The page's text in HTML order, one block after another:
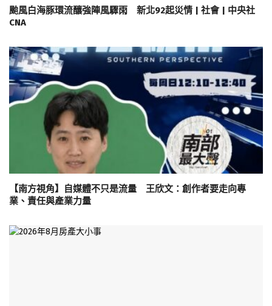
颱風白海豚環流釀強陣風驟雨 新北92起災情 | 社會 | 中央社
CNA
【南方視角】自媒體不只是流量 王欣文：創作者要走向專
業、責任與產業力量